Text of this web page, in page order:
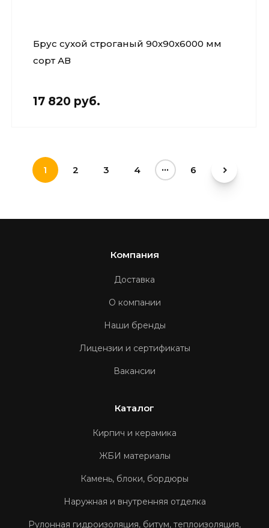
Брус сухой строганый 90х90х6000 мм
сорт АВ
17 820 руб.
1 2 3 4 ... 6
Компания
Доставка
О компании
Наши бренды
Лицензии и сертификаты
Вакансии
Каталог
Кирпич и керамика
ЖБИ материалы
Камень, блоки, бордюры
Наружная и внутренняя отделка
Рулонная гидроизоляция, битум, теплоизоляция,